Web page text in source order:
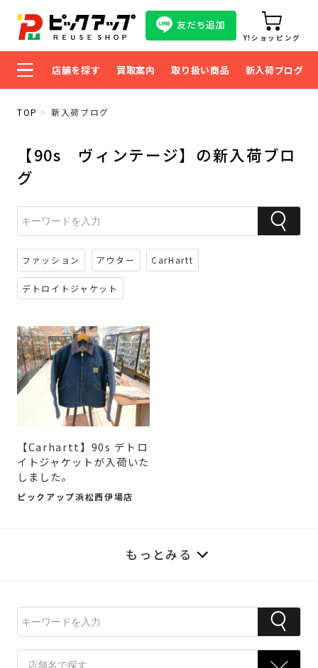
友だち追加
Y!ショッピング
店舗を探す 買取案内 取り扱い商品 新入荷ブログ
TOP 新入荷ブログ
【90s ヴィンテージ】の新入荷ブロ
グ
ファッション アウター CarHartt
デトロイトジャケット
【Carhartt】90s デトロ
イトジャケットが入荷いた
しました。
ピックアップ浜松西伊場店
もっとみる